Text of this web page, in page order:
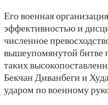
Его военная
эффективностью и
численное
вышеупомянутой битве
таких
Бекчан Диванбеги и
ударом по военному